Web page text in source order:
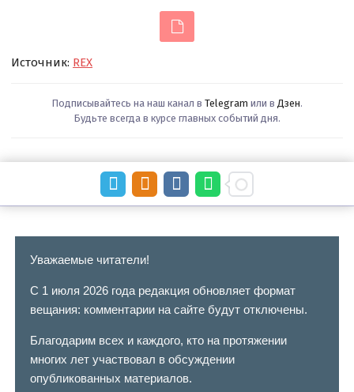
Источник: REX
Подписывайтесь на наш канал в Telegram или в Дзен.
Будьте всегда в курсе главных событий дня.
Уважаемые читатели!
С 1 июля 2026 года редакция обновляет формат
вещания: комментарии на сайте будут отключены.
Благодарим всех и каждого, кто на протяжении
многих лет участвовал в обсуждении
опубликованных материалов.